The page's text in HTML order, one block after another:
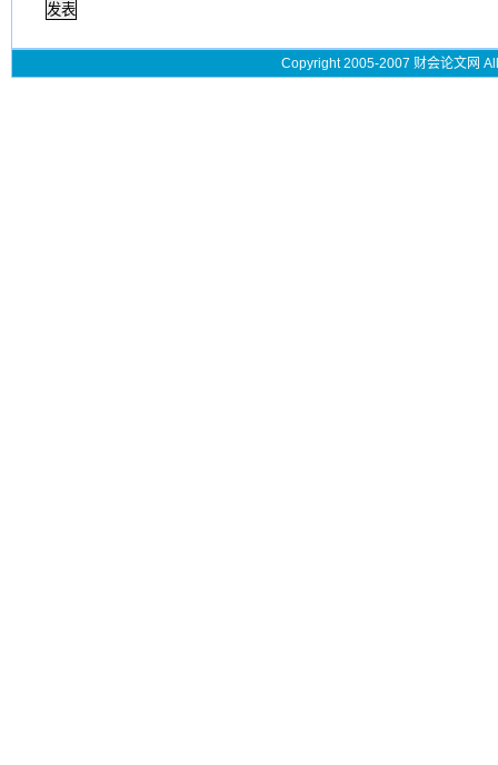
Copyright 2005-2007 财会论文网